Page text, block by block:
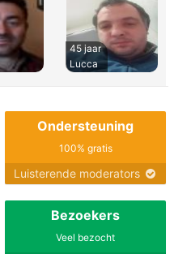
45 jaar
Lucca
Ondersteuning
100% gratis
Luisterende moderators
Bezoekers
Veel bezocht